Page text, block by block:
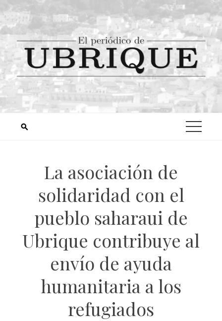
La asociación de
solidaridad con el
pueblo saharaui de
Ubrique contribuye al
envío de ayuda
humanitaria a los
refugiados